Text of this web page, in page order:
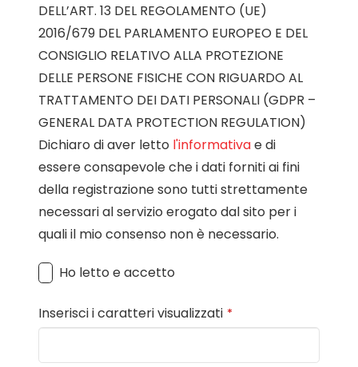
DELL’ART. 13 DEL REGOLAMENTO (UE)
2016/679 DEL PARLAMENTO EUROPEO E DEL
CONSIGLIO RELATIVO ALLA PROTEZIONE
DELLE PERSONE FISICHE CON RIGUARDO AL
TRATTAMENTO DEI DATI PERSONALI (GDPR –
GENERAL DATA PROTECTION REGULATION)
Dichiaro di aver letto l'informativae di
essere consapevole che i dati forniti ai fini
della registrazione sono tutti strettamente
necessari al servizio erogato dal sito per i
quali il mio consenso non è necessario.
Ho letto e accetto
Inserisci i caratteri visualizzati *